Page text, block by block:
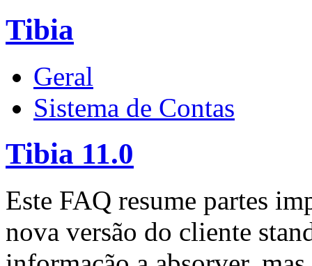
Tibia
Geral
Sistema de Contas
Tibia 11.0
Este FAQ resume partes
nova versão do cliente